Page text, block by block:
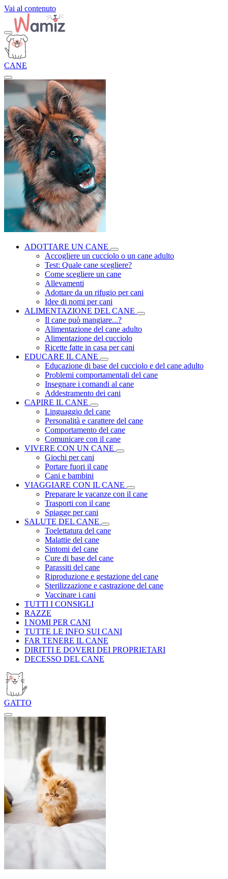
Vai al contenuto
CANE
ADOTTARE UN CANE
Accogliere un cucciolo o un cane adulto
Test: Quale cane scegliere?
Come scegliere un cane
Allevamenti
Adottare da un rifugio per cani
Idee di nomi per cani
ALIMENTAZIONE DEL CANE
Il cane può mangiare...?
Alimentazione del cane adulto
Alimentazione del cucciolo
Ricette fatte in casa per cani
EDUCARE IL CANE
Educazione di base del cucciolo e del cane adulto
Problemi comportamentali del cane
Insegnare i comandi al cane
Addestramento dei cani
CAPIRE IL CANE
Linguaggio del cane
Personalità e carattere del cane
Comportamento del cane
Comunicare con il cane
VIVERE CON UN CANE
Giochi per cani
Portare fuori il cane
Cani e bambini
VIAGGIARE CON IL CANE
Preparare le vacanze con il cane
Trasporti con il cane
Spiagge per cani
SALUTE DEL CANE
Toelettatura del cane
Malattie del cane
Sintomi del cane
Cure di base del cane
Parassiti del cane
Riproduzione e gestazione del cane
Sterilizzazione e castrazione del cane
Vaccinare i cani
TUTTI I CONSIGLI
RAZZE
I NOMI PER CANI
TUTTE LE INFO SUI CANI
FAR TENERE IL CANE
DIRITTI E DOVERI DEI PROPRIETARI
DECESSO DEL CANE
GATTO